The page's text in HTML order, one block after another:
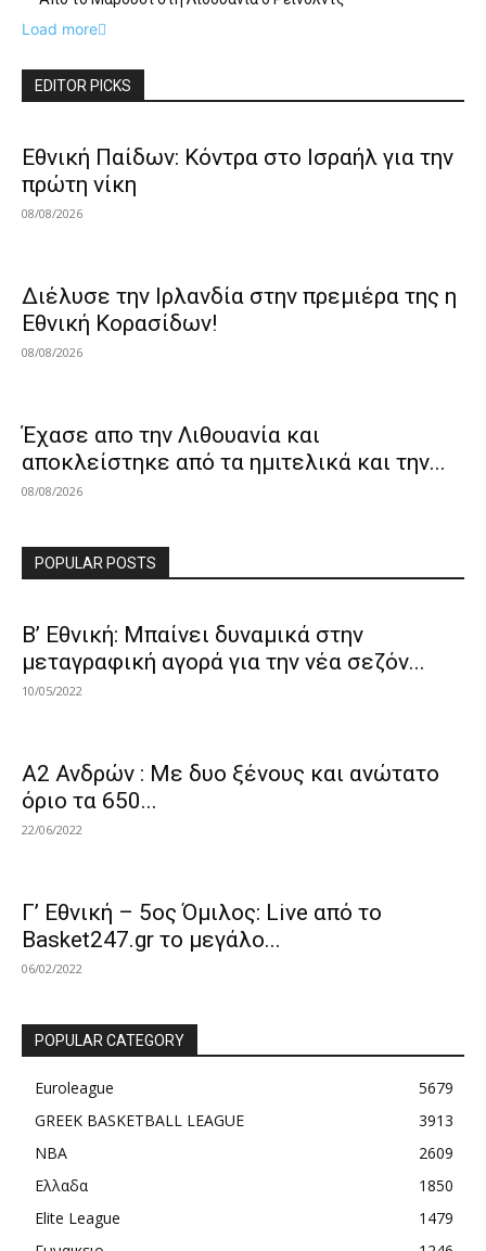
Load more
EDITOR PICKS
Εθνική Παίδων: Κόντρα στο Ισραήλ για την
πρώτη νίκη
08/08/2026
Διέλυσε την Ιρλανδία στην πρεμιέρα της η
Εθνική Κορασίδων!
08/08/2026
Έχασε απο την Λιθουανία και
αποκλείστηκε από τα ημιτελικά και την...
08/08/2026
POPULAR POSTS
Β’ Εθνική: Μπαίνει δυναμικά στην
μεταγραφική αγορά για την νέα σεζόν...
10/05/2022
Α2 Ανδρών : Με δυο ξένους και ανώτατο
όριο τα 650...
22/06/2022
Γ’ Εθνική – 5ος Όμιλος: Live από το
Basket247.gr το μεγάλο...
06/02/2022
POPULAR CATEGORY
Euroleague
5679
GREEK BASKETBALL LEAGUE
3913
NBA
2609
Ελλαδα
1850
Elite League
1479